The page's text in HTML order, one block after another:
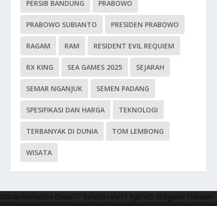
PERSIB BANDUNG PRABOWO
PRABOWO SUBIANTO PRESIDEN PRABOWO
RAGAM RAM RESIDENT EVIL REQUIEM
RX KING SEA GAMES 2025 SEJARAH
SEMAR NGANJUK SEMEN PADANG
SPESIFIKASI DAN HARGA TEKNOLOGI
TERBANYAK DI DUNIA TOM LEMBONG
WISATA
Dutainformasi24 Dewa77 Rafa88 rafa77 Rgo365 Slotgacor Hokiwin